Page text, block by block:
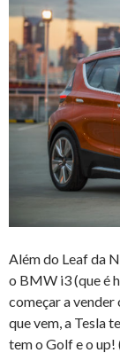
Além do Leaf da
o BMW i3 (que é
começar a
que vem, a Tesla
tem o Golf e o up!